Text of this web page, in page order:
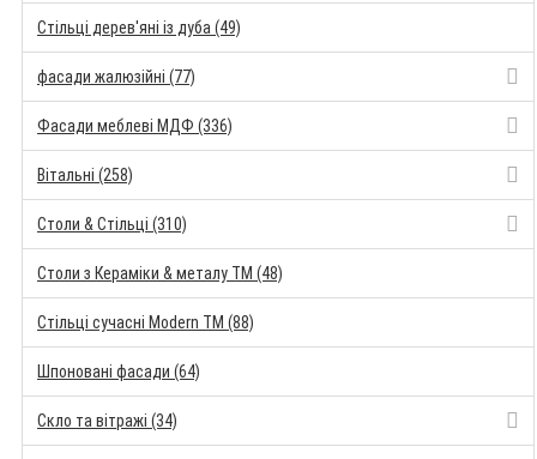
Стільці дерев'яні із дуба (49)
фасади жалюзійні (77)
Фасади меблеві МДФ (336)
Вітальні (258)
Столи & Стільці (310)
Столи з Кераміки & металу TM (48)
Стільці сучасні Modern TM (88)
Шпоновані фасади (64)
Скло та вітражі (34)